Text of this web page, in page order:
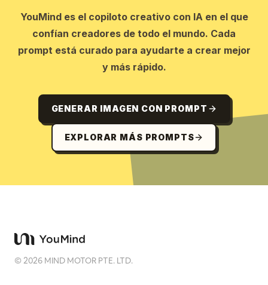
YouMind es el copiloto creativo con IA en el que
confían creadores de todo el mundo. Cada
prompt está curado para ayudarte a crear mejor
y más rápido.
GENERAR IMAGEN CON PROMPT
EXPLORAR MÁS PROMPTS
©2026 MIND MOTOR PTE. LTD.